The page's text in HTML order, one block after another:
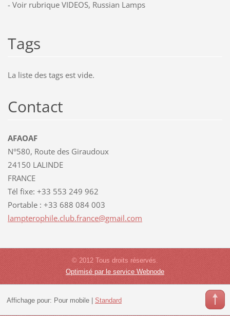
- Voir rubrique VIDEOS, Russian Lamps
Tags
La liste des tags est vide.
Contact
AFAOAF
N°580, Route des Giraudoux
24150 LALINDE
FRANCE
Tél fixe: +33 553 249 962
Portable : +33 688 084 003
lampterophile.club.france@gmail.com
© 2012 Tous droits réservés.
Optimisé par le service Webnode
Affichage pour: Pour mobile| Standard